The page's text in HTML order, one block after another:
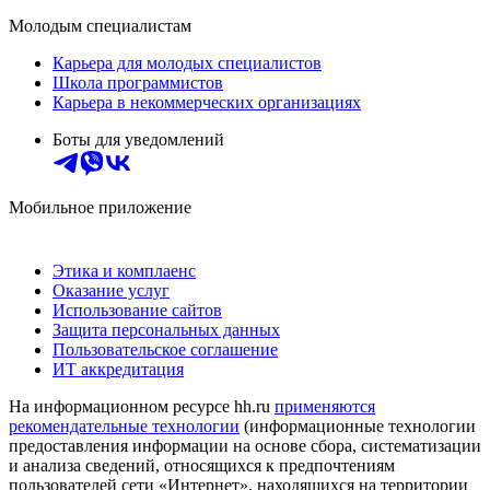
Молодым специалистам
Карьера для молодых специалистов
Школа программистов
Карьера в некоммерческих организациях
Боты для уведомлений
Мобильное приложение
Этика и комплаенс
Оказание услуг
Использование сайтов
Защита персональных данных
Пользовательское соглашение
ИТ аккредитация
На информационном ресурсе hh.ru применяются
рекомендательные технологии (информационные технологии
предоставления информации на основе сбора, систематизации
и анализа сведений, относящихся к предпочтениям
пользователей сети «Интернет», находящихся на территории